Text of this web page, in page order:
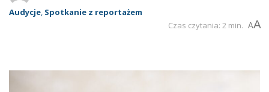
Audycje, Spotkanie z reportażem
Czas czytania: 2 min. AA